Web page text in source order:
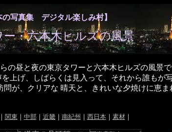
の写真集 デジタル楽しみ村】
ー・六本木ヒルズの風景
の昼と夜の東京タワーと六本木ヒルズの風景
上げ、しばらくは見入って、それから誰もが
問が、クリアな 晴天と、きれいな夕焼けに恵ま
関東 ｜ 中部｜ 近畿｜ 南紀州 ｜ 西日本｜ 素材｜